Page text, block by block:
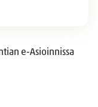
e-Asioinnissa